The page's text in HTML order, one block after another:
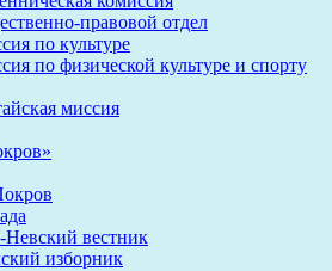
правовой отдел
по культуре
по физической культуре и спорту
миссия
Невский вестник
изборник